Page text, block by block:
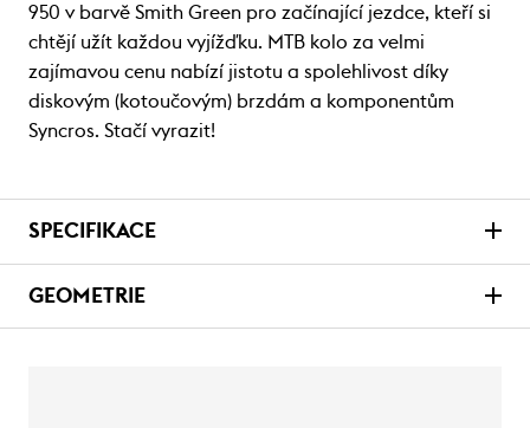
950 v barvě Smith Green pro začínající jezdce, kteří si
chtějí užít každou vyjížďku. MTB kolo za velmi
zajímavou cenu nabízí jistotu a spolehlivost díky
diskovým (kotoučovým) brzdám a komponentům
Syncros. Stačí vyrazit!
SPECIFIKACE
GEOMETRIE